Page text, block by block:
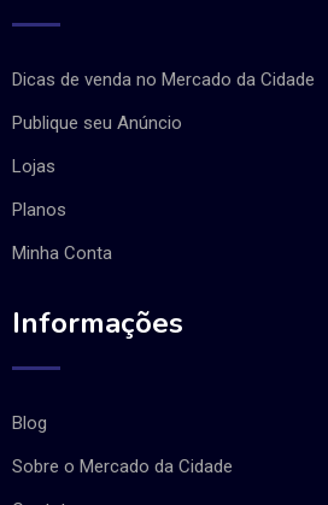
Dicas de venda no Mercado da Cidade
Publique seu Anúncio
Lojas
Planos
Minha Conta
Informações
Blog
Sobre o Mercado da Cidade